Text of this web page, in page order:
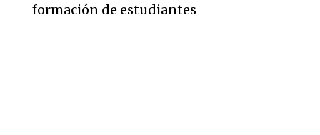
formación de estudiantes